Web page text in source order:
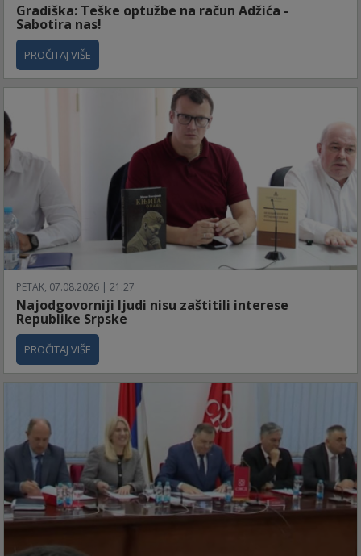
Gradiška: Teške optužbe na račun Adžića -
Sabotira nas!
PROČITAJ VIŠE
PETAK, 07.08.2026 | 21:27
Najodgovorniji ljudi nisu zaštitili interese
Republike Srpske
PROČITAJ VIŠE